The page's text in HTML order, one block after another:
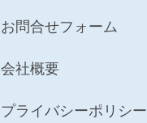
お問合せフォーム
会社概要
プライバシーポリシー